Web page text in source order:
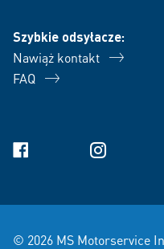
Szybkie odsyłacze:
Nawiąż kontakt
FAQ
Facebook Instagram
© 2026 MS Motorservice